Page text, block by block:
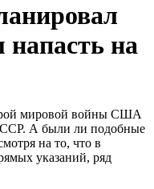
на
мировой войны США
А были ли подобные
на то, что в
указаний, ряд